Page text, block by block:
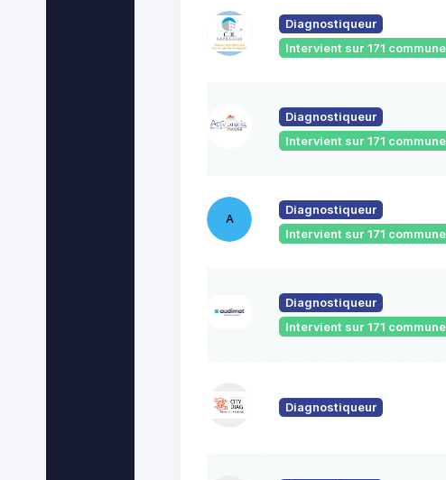
Diagnostiqueur
Intervient sur 171
Diagnostiqueur
Intervient sur 171
A
Diagnostiqueur
Intervient sur 171
Diagnostiqueur
Intervient sur 171
Diagnostiqueur